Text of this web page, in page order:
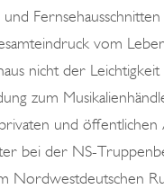
vom
nicht der
zum
und
bei der NS-
Nordwestdeutschen